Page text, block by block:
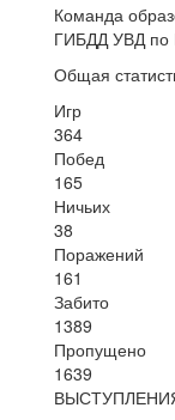
Команда
ГИБДД УВД по
Общая
Игр
364
Побед
165
Ничьих
38
Поражений
161
Забито
1389
Пропущено
1639